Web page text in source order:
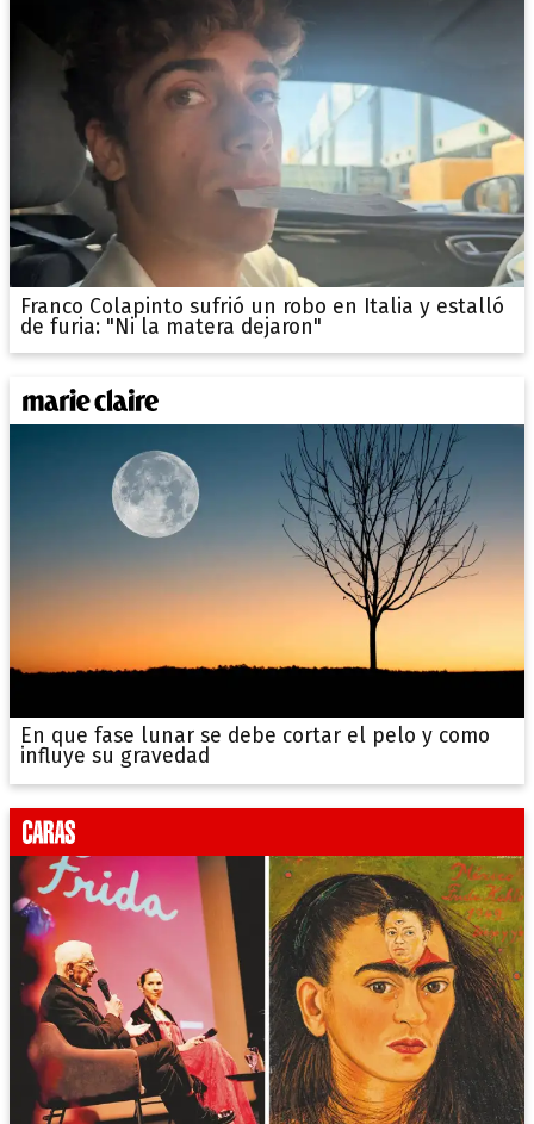
Franco Colapinto sufrió un robo en Italia y estalló
de furia: "Ni la matera dejaron"
En que fase lunar se debe cortar el pelo y como
influye su gravedad